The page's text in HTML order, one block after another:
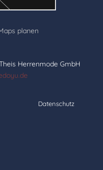
planen
Herrenmode GmbH
Datenschutz